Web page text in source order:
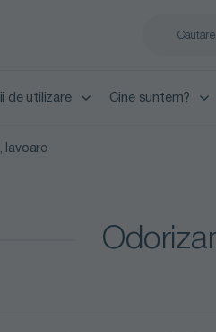
de utilizare Cine suntem?
lavoare